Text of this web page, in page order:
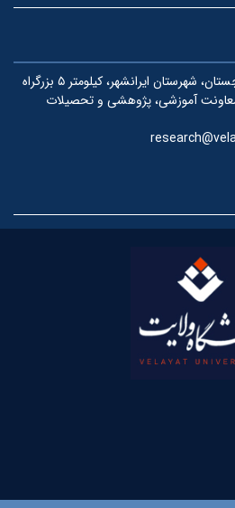
استان سیستان و بلوچستان، شهرستان ایرانشهر، کیلومتر ۵ بزرگراه
آموزشی، پژوهشی و تحصیلات